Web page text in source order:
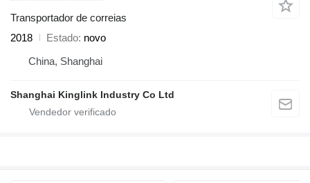
Transportador de correias
2018
Estado novo
China, Shanghai
Shanghai Kinglink Industry Co Ltd